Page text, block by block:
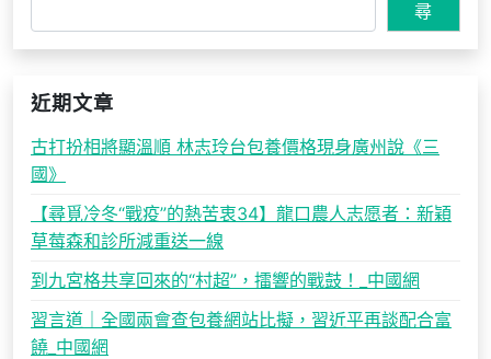
尋
近期文章
古打扮相將顯溫順 林志玲台包養價格現身廣州說《三
國》
【尋覓冷冬“戰疫”的熱苦衷34】龍口農人志愿者：新穎
草莓森和診所減重送一線
到九宮格共享回來的“村超”，擂響的戰鼓！_中國網
習言道｜全國兩會查包養網站比擬，習近平再談配合富
饒_中國網